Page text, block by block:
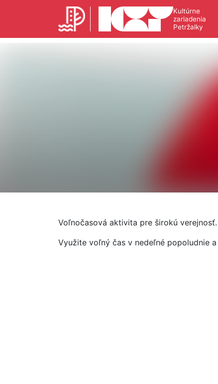
Kultúrne
zariadenia
Petržalky
Voľnočasová aktivita pre širokú verejnosť.
Využite voľný čas v nedeľné popoludnie